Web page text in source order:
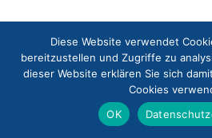
Diese Website verwendet
bereitzustellen und Zugriffe zu
dieser Website erklären Sie sich
Cookies
OK